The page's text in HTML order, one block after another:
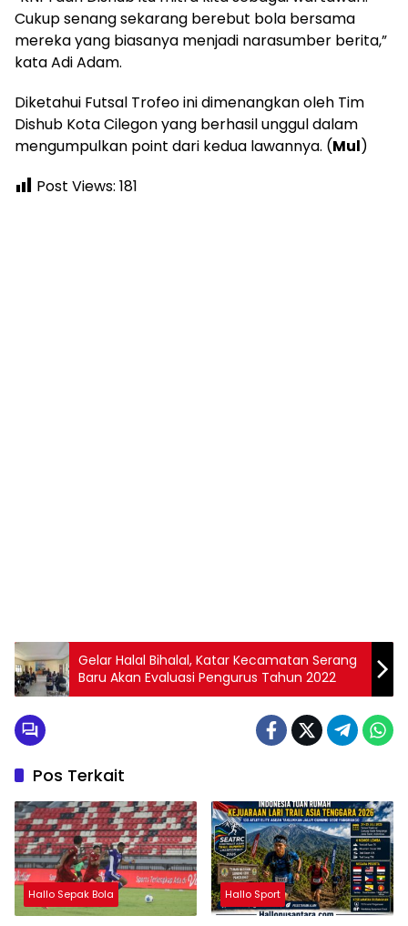
Cukup senang sekarang berebut bola bersama
mereka yang biasanya menjadi narasumber berita,”
kata Adi Adam.
Diketahui Futsal Trofeo ini dimenangkan oleh Tim
Dishub Kota Cilegon yang berhasil unggul dalam
mengumpulkan point dari kedua lawannya. (Mul)
Post Views: 181
Gelar Halal Bihalal, Katar Kecamatan Serang
Baru Akan Evaluasi Pengurus Tahun 2022
Pos Terkait
Hallo Sepak Bola Hallo Sport